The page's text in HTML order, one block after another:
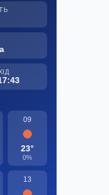
09
23°
0%
13